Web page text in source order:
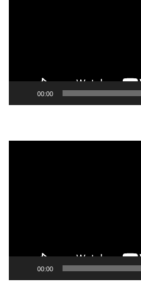
00:00
00:00